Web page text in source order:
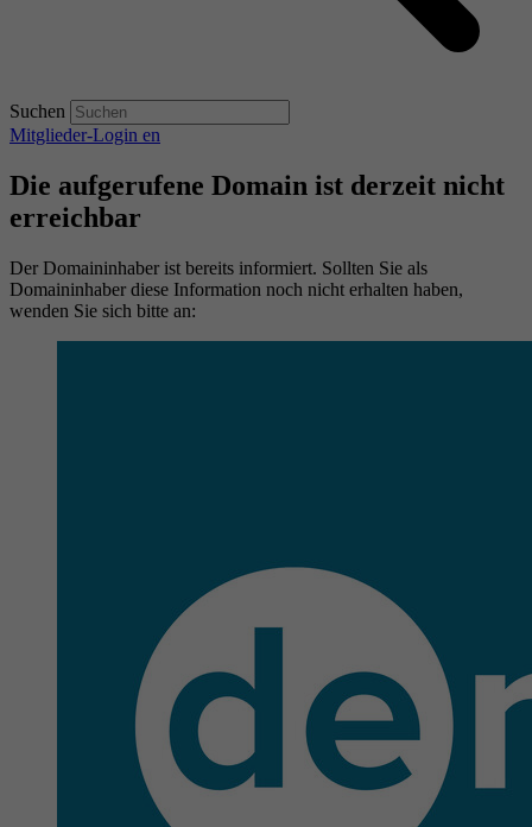
Suchen
Mitglieder-Login en
Die aufgerufene Domain ist derzeit nicht
erreichbar
Der Domaininhaber ist bereits informiert. Sollten Sie als
Domaininhaber diese Information noch nicht erhalten haben,
wenden Sie sich bitte an: